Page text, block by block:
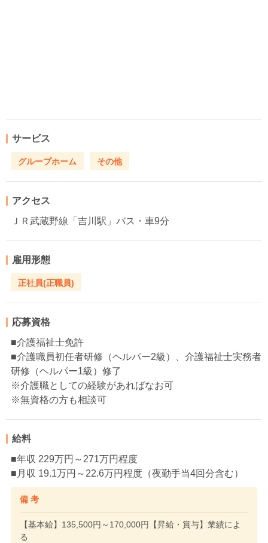
サービス
グループホーム その他
アクセス
ＪＲ武蔵野線「吉川駅」バス・車9分
雇用形態
正社員(正職員)
応募資格
■介護福祉士免許
■介護職員初任者研修（ヘルパー2級）、介護福祉士実務者
研修（ヘルパー1級）修了
※介護職としての経験があればなお可
※無資格の方も相談可
給料
■年収 229万円～271万円程度
■月収 19.1万円～22.6万円程度（夜勤手当4回分含む）
備 考
【基本給】135,500円～170,000円【昇給・賞与】業績によ
る